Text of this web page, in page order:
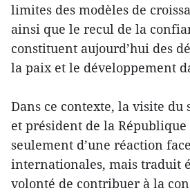
limites des modèles de
ainsi que le recul de la
constituent aujourd’hui des
la paix et le développement
Dans ce contexte, la visite du
et président de la
seulement d’une réaction
internationales, mais traduit
volonté de contribuer à la